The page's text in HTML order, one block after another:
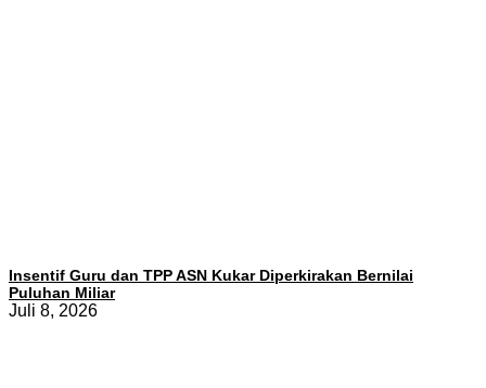
Insentif Guru dan TPP ASN Kukar Diperkirakan Bernilai
Puluhan Miliar
Juli 8, 2026